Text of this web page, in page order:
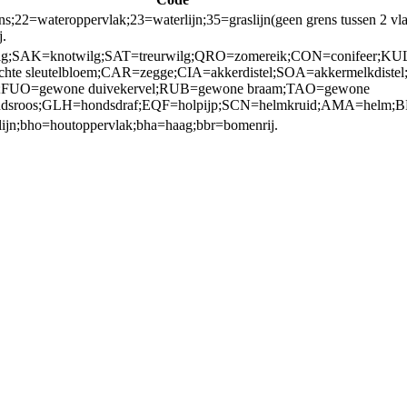
grens tussen
duivekervel;RUB=gewone braam;TAO=gewone